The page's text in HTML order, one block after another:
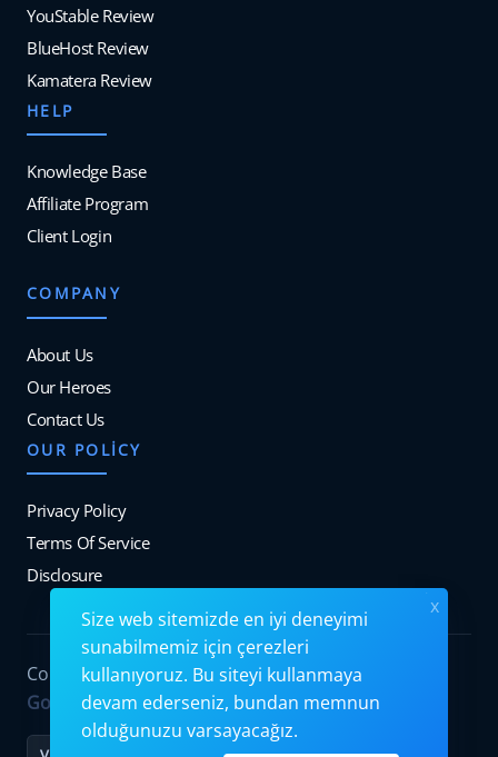
YouStable Review
BlueHost Review
Kamatera Review
HELP
Knowledge Base
Affiliate Program
Client Login
COMPANY
About Us
Our Heroes
Contact Us
OUR POLICY
Privacy Policy
Terms Of Service
Disclosure
Copyrights © 2026. All Rights Reserved by
Googiehost.
Size web sitemizde en iyi deneyimi
sunabilmemiz için çerezleri
kullanıyoruz. Bu siteyi kullanmaya
devam ederseniz, bundan memnun
olduğunuzu varsayacağız.
x